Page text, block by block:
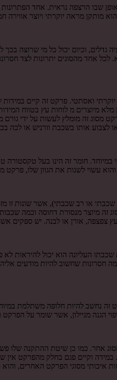
שבו הרצפה נראית. אחד
מותקן מראה יוקרתי ויוצר אווירה
וכיום יכול כל מי שרוצה בכך
אחד מהסוגים יתרונות לצד
ואסתטי. פרקט זה קיים
זה מומלץ לעשות על ידי
אותו בשכבת וורניש או לכה
במיוחד. חומר זה הינו בעל
עשוי לשנות את הגוון שלו, פרקט
או רב שכבתי), אשר שונות זו מזו
זה מיוצר מנסורת דחוסה וכמה
צפצפה, אורן או לבנה. יש ספקים
העליונה הוא יכול להיראות
שחשוב להיות מודעים
זה נחשב להיות חלופה משתלמת
הגנה מניילון, אשר שומר על
אחר. כמו כן שיטת ההתקנה
וקיים פגם בחלק מהפרקט אין
איכותי מסוגי הפרקט האחרים, והוא